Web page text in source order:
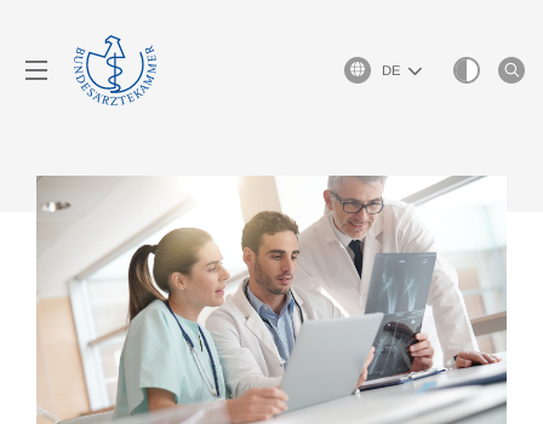
Sprachauswahl